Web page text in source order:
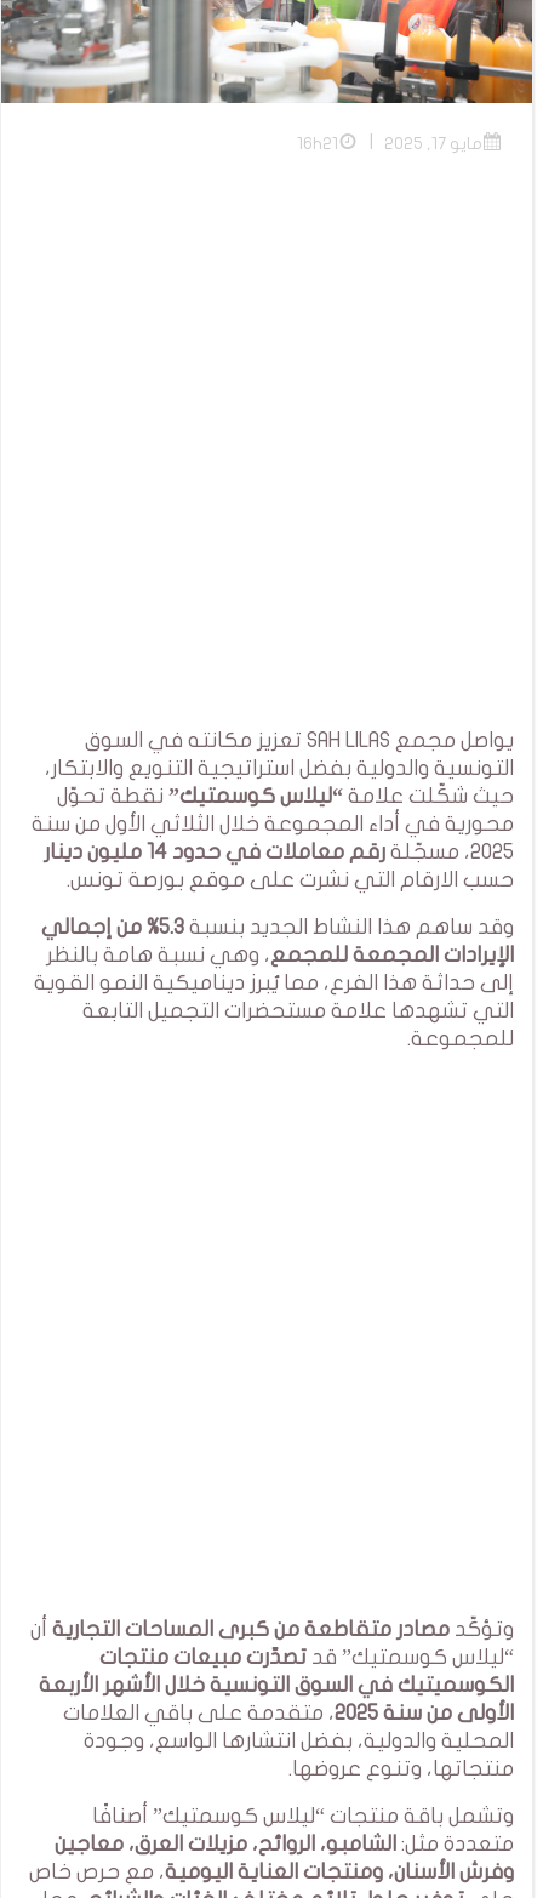
مايو 17, 2025 16h21
يواصل مجمع SAH LILAS تعزيز مكانته في السوق
التونسية والدولية بفضل استراتيجية التنويع والابتكار،
حيث شكّلت علامة “ليلاس كوسمتيك” نقطة تحوّل
محورية في أداء المجموعة خلال الثلاثي الأول من سنة
2025، مسجّلة
رقم معاملات في حدود 14 مليون دينار
حسب الارقام التي نشرت على موقع بورصة تونس.
وقد ساهم هذا النشاط الجديد بنسبة
5.3% من إجمالي
الإيرادات المجمعة للمجمع، وهي نسبة هامة بالنظر
إلى حداثة هذا الفرع، مما يُبرز ديناميكية النمو القوية
التي تشهدها علامة مستحضرات التجميل التابعة
للمجموعة.
وتؤكّد مصادر متقاطعة من كبرى المساحات التجارية أن
“ليلاس كوسمتيك” قد تصدّرت مبيعات منتجات
الكوسميتيك في السوق التونسية خلال الأشهر الأربعة
الأولى من سنة 2025
، متقدمة على باقي العلامات
المحلية والدولية، بفضل انتشارها الواسع، وجودة
منتجاتها، وتنوع عروضها.
وتشمل باقة منتجات “ليلاس كوسمتيك” أصنافًا
متعددة مثل: الشامبو، الروائح، مزيلات العرق، معاجين
وفرش الأسنان، ومنتجات العناية اليومية، مع حرص خاص